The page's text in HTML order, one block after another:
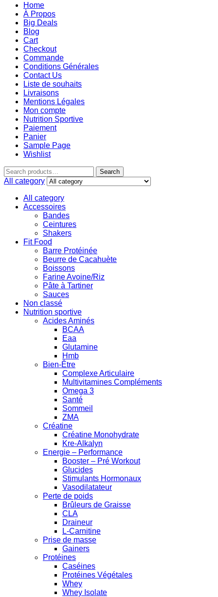
Home
À Propos
Big Deals
Blog
Cart
Checkout
Commande
Conditions Générales
Contact Us
Liste de souhaits
Livraisons
Mentions Légales
Mon compte
Nutrition Sportive
Paiement
Panier
Sample Page
Wishlist
Search
All category
All category
Accessoires
Bandes
Ceintures
Shakers
Fit Food
Barre Protéinée
Beurre de Cacahuète
Boissons
Farine Avoine/Riz
Pâte à Tartiner
Sauces
Non classé
Nutrition sportive
Acides Aminés
BCAA
Eaa
Glutamine
Hmb
Bien-Être
Complexe Articulaire
Multivitamines Compléments
Omega 3
Santé
Sommeil
ZMA
Créatine
Créatine Monohydrate
Kre-Alkalyn
Energie – Performance
Booster – Pré Workout
Glucides
Stimulants Hormonaux
Vasodilatateur
Perte de poids
Brûleurs de Graisse
CLA
Draineur
L-Carnitine
Prise de masse
Gainers
Protéines
Caséines
Protéines Végétales
Whey
Whey Isolate